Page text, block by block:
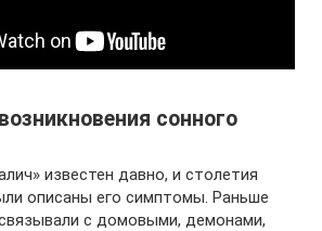
сонного
известен давно, и столетия
описаны его симптомы. Раньше
с домовыми, демонами,